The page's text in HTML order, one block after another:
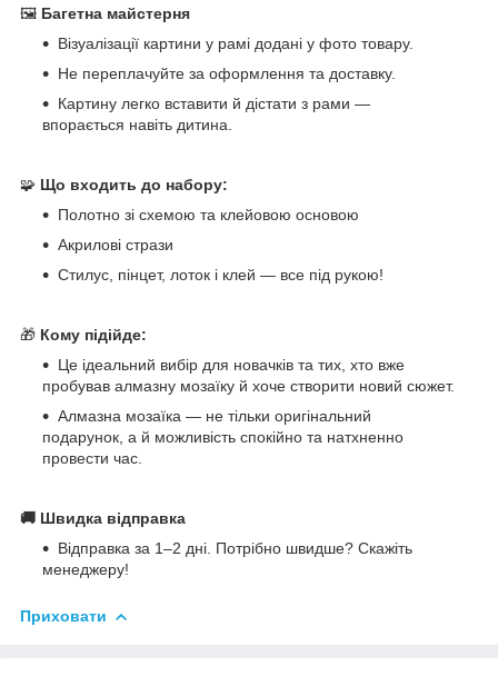
🖼 Багетна майстерня
Візуалізації картини у рамі додані у фото товару.
Не переплачуйте за оформлення та доставку.
Картину легко вставити й дістати з рами —
впорається навіть дитина.
🧩 Що входить до набору:
Полотно зі схемою та клейовою основою
Акрилові стрази
Стилус, пінцет, лоток і клей — все під рукою!
🎁 Кому підійде:
Це ідеальний вибір для новачків та тих, хто вже
пробував алмазну мозаїку й хоче створити новий сюжет.
Алмазна мозаїка — не тільки оригінальний
подарунок, а й можливість спокійно та натхненно
провести час.
🚚 Швидка відправка
Відправка за 1–2 дні. Потрібно швидше? Скажіть
менеджеру!
Приховати